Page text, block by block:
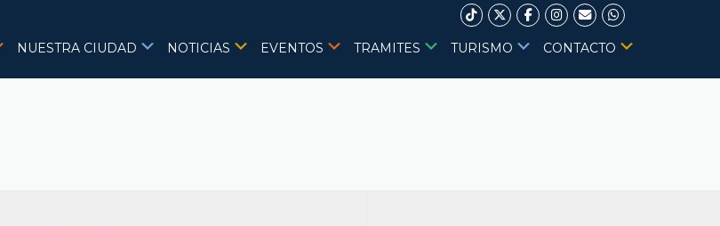
NUESTRA CIUDAD NOTICIAS EVENTOS TRAMITES TURISMO CONTACTO